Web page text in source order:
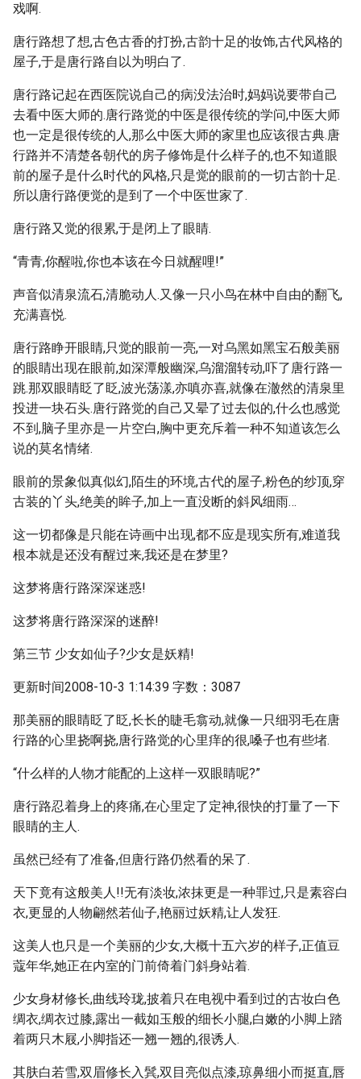
戏啊.
唐行路想了想,古色古香的打扮,古韵十足的妆饰,古代风格的
屋子,于是唐行路自以为明白了.
唐行路记起在西医院说自己的病没法治时,妈妈说要带自己
去看中医大师的.唐行路觉的中医是很传统的学问,中医大师
也一定是很传统的人,那么中医大师的家里也应该很古典.唐
行路并不清楚各朝代的房子修饰是什么样子的,也不知道眼
前的屋子是什么时代的风格,只是觉的眼前的一切古韵十足.
所以唐行路便觉的是到了一个中医世家了.
唐行路又觉的很累,于是闭上了眼睛.
“青青,你醒啦,你也本该在今日就醒哩!”
声音似清泉流石,清脆动人.又像一只小鸟在林中自由的翻飞,
充满喜悦.
唐行路睁开眼睛,只觉的眼前一亮,一对乌黑如黑宝石般美丽
的眼睛出现在眼前,如深潭般幽深,乌溜溜转动,吓了唐行路一
跳.那双眼睛眨了眨,波光荡漾,亦嗔亦喜,就像在澈然的清泉里
投进一块石头.唐行路觉的自己又晕了过去似的,什么也感觉
不到,脑子里亦是一片空白,胸中更充斥着一种不知道该怎么
说的莫名情绪.
眼前的景象似真似幻,陌生的环境,古代的屋子,粉色的纱顶,穿
古装的丫头,绝美的眸子,加上一直没断的斜风细雨…
这一切都像是只能在诗画中出现,都不应是现实所有,难道我
根本就是还没有醒过来,我还是在梦里?
这梦将唐行路深深迷惑!
这梦将唐行路深深的迷醉!
第三节 少女如仙子?少女是妖精!
更新时间2008-10-3 1:14:39 字数：3087
那美丽的眼睛眨了眨,长长的睫毛翕动,就像一只细羽毛在唐
行路的心里挠啊挠,唐行路觉的心里痒的很,嗓子也有些堵.
“什么样的人物才能配的上这样一双眼睛呢?”
唐行路忍着身上的疼痛,在心里定了定神,很快的打量了一下
眼睛的主人.
虽然已经有了准备,但唐行路仍然看的呆了.
天下竟有这般美人!!无有淡妆,浓抹更是一种罪过,只是素容白
衣,更显的人物翩然若仙子,艳丽过妖精,让人发狂.
这美人也只是一个美丽的少女,大概十五六岁的样子,正值豆
蔻年华,她正在内室的门前倚着门斜身站着.
少女身材修长,曲线玲珑,披着只在电视中看到过的古妆白色
绸衣,绸衣过膝,露出一截如玉般的细长小腿,白嫩的小脚上踏
着两只木屐,小脚指还一翘一翘的,很诱人.
其肤白若雪,双眉修长入鬂,双目亮似点漆,琼鼻细小而挺直,唇